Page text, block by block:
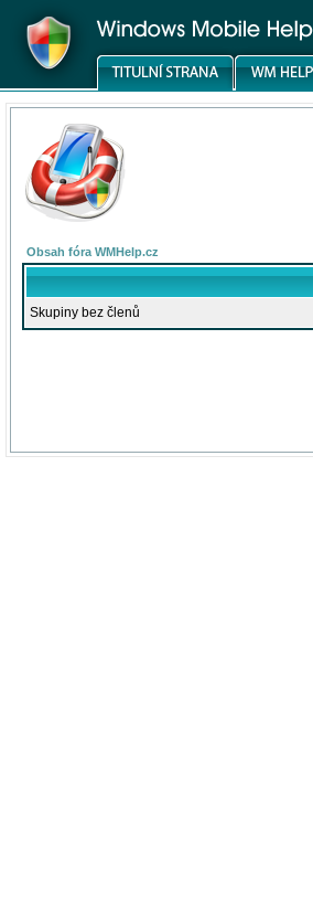
Obsah fóra WMHelp.cz
Skupiny bez členů